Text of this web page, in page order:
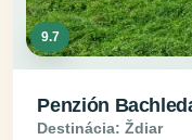
9.7
Penzión
Destinácia: Ždiar